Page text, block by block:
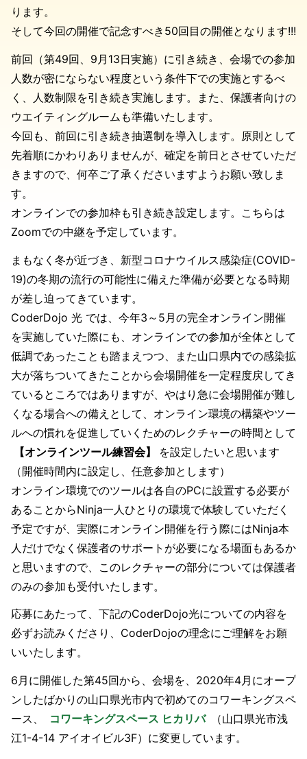
ります。
そして今回の開催で記念すべき50回目の開催となります!!!
前回（第49回、9月13日実施）に引き続き、会場での参加
人数が密にならない程度という条件下での実施とするべ
く、人数制限を引き続き実施します。また、保護者向けの
ウエイティングルームも準備いたします。
今回も、前回に引き続き抽選制を導入します。原則として
先着順にかわりありませんが、確定を前日とさせていただ
きますので、何卒ご了承くださいますようお願い致しま
す。
オンラインでの参加枠も引き続き設定します。こちらは
Zoomでの中継を予定しています。
まもなく冬が近づき、新型コロナウイルス感染症(COVID-
19)の冬期の流行の可能性に備えた準備が必要となる時期
が差し迫ってきています。
CoderDojo 光 では、今年3～5月の完全オンライン開催
を実施していた際にも、オンラインでの参加が全体として
低調であったことも踏まえつつ、また山口県内での感染拡
大が落ちついてきたことから会場開催を一定程度戻してき
ているところではありますが、やはり急に会場開催が難し
くなる場合への備えとして、オンライン環境の構築やツー
ルへの慣れを促進していくためのレクチャーの時間として
【オンラインツール練習会】
を設定したいと思います
（開催時間内に設定し、任意参加とします）
オンライン環境でのツールは各自のPCに設置する必要が
あることからNinja一人ひとりの環境で体験していただく
予定ですが、実際にオンライン開催を行う際にはNinja本
人だけでなく保護者のサポートが必要になる場面もあるか
と思いますので、このレクチャーの部分については保護者
のみの参加も受付いたします。
応募にあたって、下記のCoderDojo光についての内容を
必ずお読みくださり、CoderDojoの理念にご理解をお願
いいたします。
6月に開催した第45回から、会場を、2020年4月にオープ
ンしたばかりの山口県光市内で初めてのコワーキングスペ
ース、
コワーキングスペース ヒカリバ
（山口県光市浅
江1-4-14 アイオイビル3F）に変更しています。